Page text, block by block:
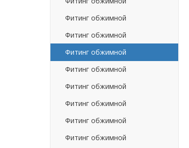
Фитинг обжимной
Фитинг обжимной
Фитинг обжимной
Фитинг обжимной
Фитинг обжимной
Фитинг обжимной
Фитинг обжимной
Фитинг обжимной